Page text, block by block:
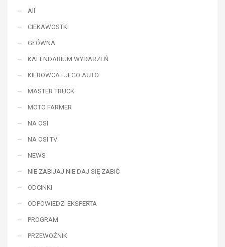
All
CIEKAWOSTKI
GŁÓWNA
KALENDARIUM WYDARZEŃ
KIEROWCA i JEGO AUTO
MASTER TRUCK
MOTO FARMER
NA OSI
NA OSI TV
NEWS
NIE ZABIJAJ NIE DAJ SIĘ ZABIĆ
ODCINKI
ODPOWIEDZI EKSPERTA
PROGRAM
PRZEWOŹNIK